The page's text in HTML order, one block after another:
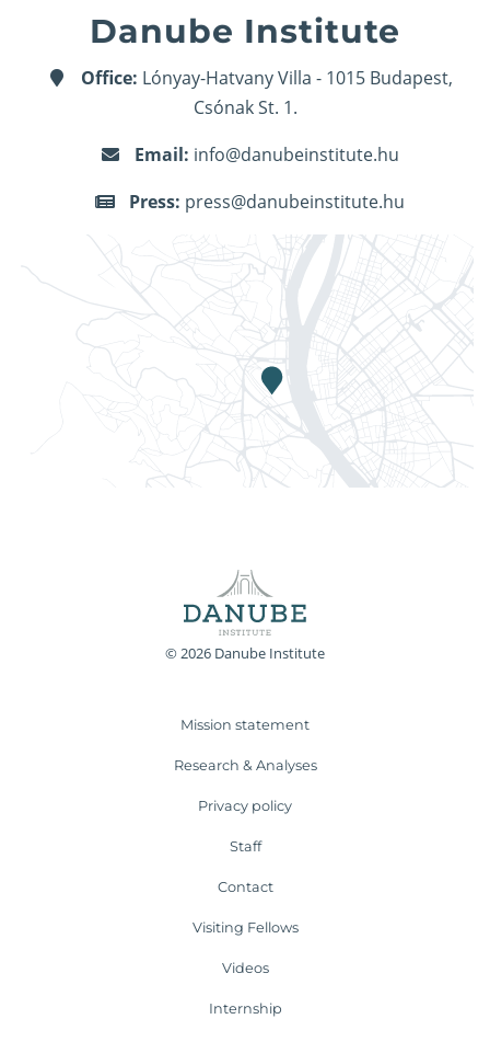
Danube Institute
Office: Lónyay-Hatvany Villa - 1015 Budapest,
Csónak St. 1.
Email: info@danubeinstitute.hu
Press: press@danubeinstitute.hu
© 2026 Danube Institute
Mission statement
Research & Analyses
Privacy policy
Staff
Contact
Visiting Fellows
Videos
Internship